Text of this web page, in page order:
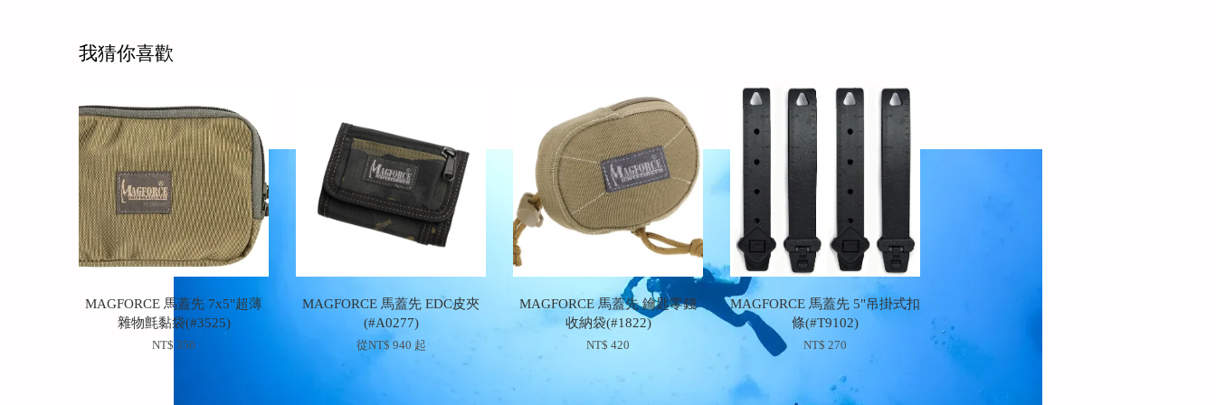
我猜你喜歡
MAGFORCE 馬蓋先 7x5"超薄
雜物氈黏袋(#3525)
NT$ 350
MAGFORCE 馬蓋先 EDC皮夾
(#A0277)
從NT$ 940 起
MAGFORCE 馬蓋先 鑰匙零錢
收納袋(#1822)
NT$ 420
MAGFORCE 馬蓋先 5"吊掛式扣
條(#T9102)
NT$ 270